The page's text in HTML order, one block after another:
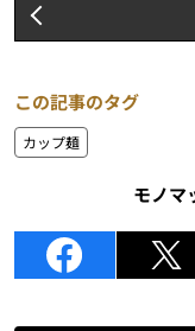
この記事のタグ
カップ麺
モノマ